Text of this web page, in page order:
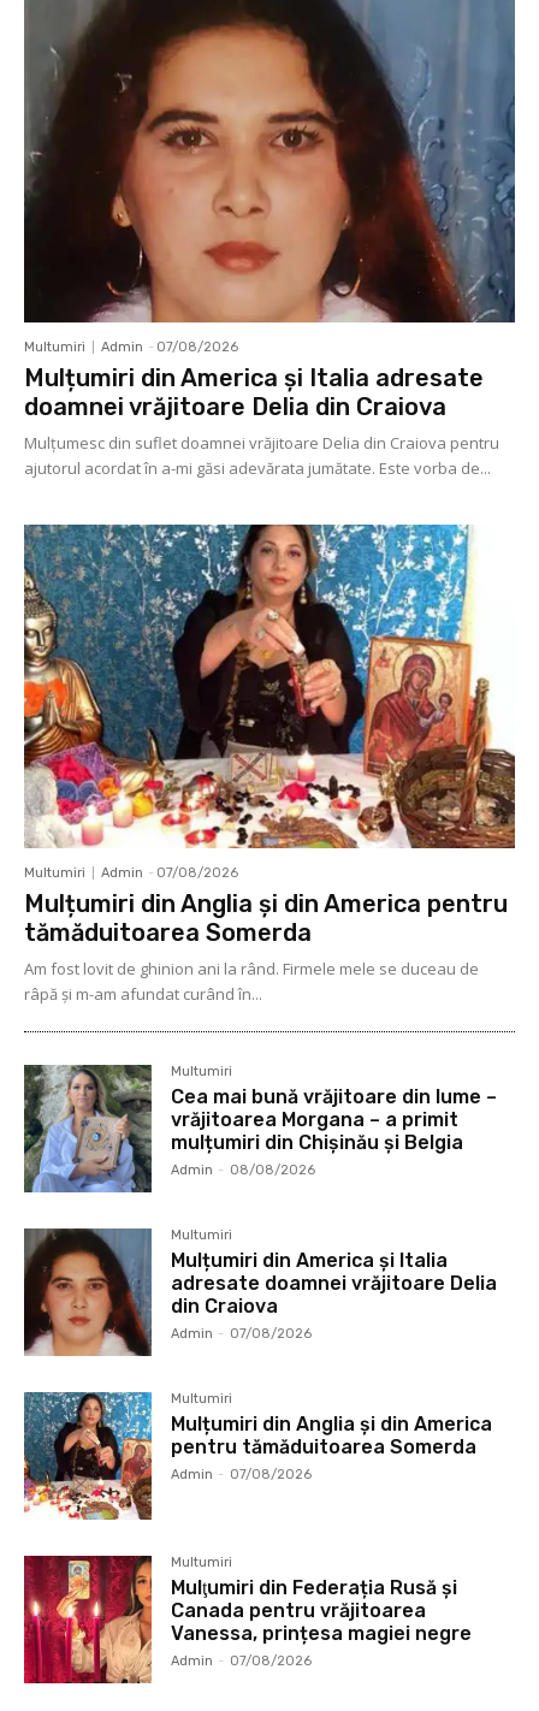
Multumiri Admin - 07/08/2026
Mulțumiri din America și Italia adresate
doamnei vrăjitoare Delia din Craiova
Mulţumesc din suflet doamnei vrăjitoare Delia din Craiova pentru
ajutorul acordat în a-mi găsi adevărata jumătate. Este vorba de...
Multumiri Admin - 07/08/2026
Mulțumiri din Anglia și din America pentru
tămăduitoarea Somerda
Am fost lovit de ghinion ani la rând. Firmele mele se duceau de
râpă şi m-am afundat curând în...
Multumiri
Cea mai bună vrăjitoare din lume –
vrăjitoarea Morgana – a primit
mulțumiri din Chișinău și Belgia
Admin - 08/08/2026
Multumiri
Mulțumiri din America și Italia
adresate doamnei vrăjitoare Delia
din Craiova
Admin - 07/08/2026
Multumiri
Mulțumiri din Anglia și din America
pentru tămăduitoarea Somerda
Admin - 07/08/2026
Multumiri
Mulţumiri din Federația Rusă și
Canada pentru vrăjitoarea
Vanessa, prințesa magiei negre
Admin - 07/08/2026